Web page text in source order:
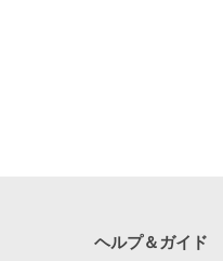
ヘルプ＆ガイド